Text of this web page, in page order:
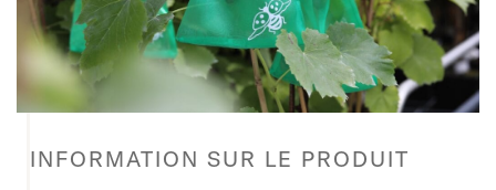
INFORMATION SUR LE PRODUIT